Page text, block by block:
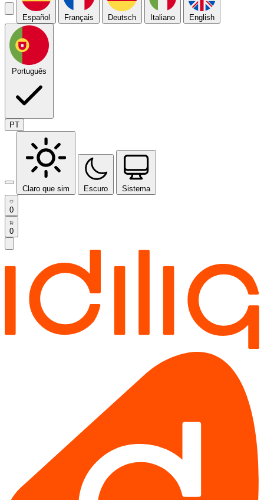
Español Français Deutsch Italiano English
Português
PT
Claro que sim Escuro Sistema
0
0